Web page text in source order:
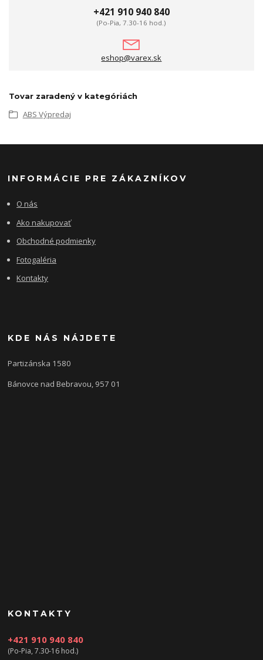
+421 910 940 840
(Po-Pia, 7.30-16 hod.)
eshop@varex.sk
Tovar zaradený v kategóriách
ABS Výpredaj
INFORMÁCIE PRE ZÁKAZNÍKOV
O nás
Ako nakupovať
Obchodné podmienky
Fotogaléria
Kontakty
KDE NÁS NÁJDETE
Partizánska 1580
Bánovce nad Bebravou, 957 01
KONTAKTY
+421 910 940 840
(Po-Pia, 7.30-16 hod.)